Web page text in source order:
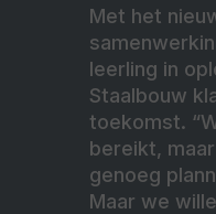
Met het
leerling in
Staalbouw
toekomst.
bereikt,
genoeg
Maar we